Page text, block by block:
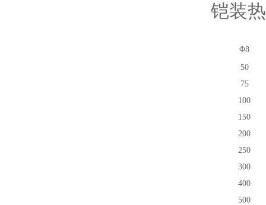
铠装
Φ8
50
75
100
150
200
250
300
400
500